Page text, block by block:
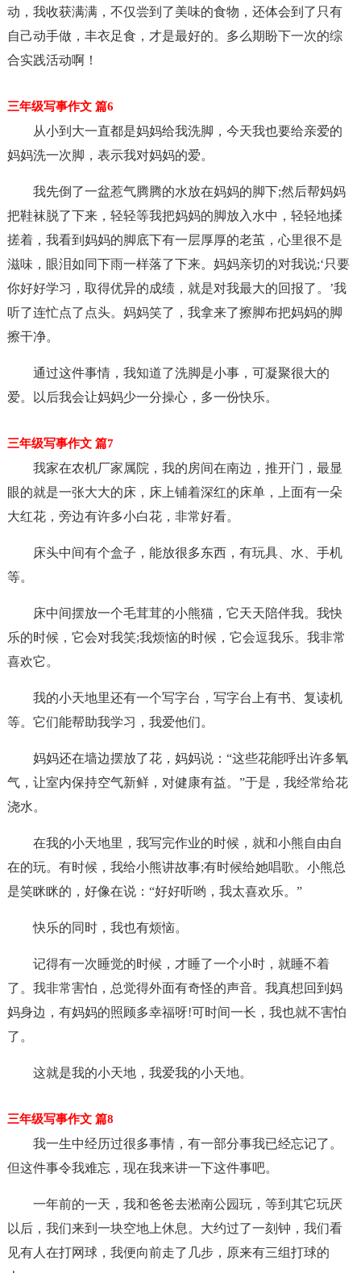
动，我收获满满，不仅尝到了美味的食物，还体会到了只有
自己动手做，丰衣足食，才是最好的。多么期盼下一次的综
合实践活动啊！
三年级写事作文 篇6
从小到大一直都是妈妈给我洗脚，今天我也要给亲爱的
妈妈洗一次脚，表示我对妈妈的爱。
我先倒了一盆惹气腾腾的水放在妈妈的脚下;然后帮妈妈
把鞋袜脱了下来，轻轻等我把妈妈的脚放入水中，轻轻地揉
搓着，我看到妈妈的脚底下有一层厚厚的老茧，心里很不是
滋味，眼泪如同下雨一样落了下来。妈妈亲切的对我说;‘只要
你好好学习，取得优异的成绩，就是对我最大的回报了。’我
听了连忙点了点头。妈妈笑了，我拿来了擦脚布把妈妈的脚
擦干净。
通过这件事情，我知道了洗脚是小事，可凝聚很大的
爱。以后我会让妈妈少一分操心，多一份快乐。
三年级写事作文 篇7
我家在农机厂家属院，我的房间在南边，推开门，最显
眼的就是一张大大的床，床上铺着深红的床单，上面有一朵
大红花，旁边有许多小白花，非常好看。
床头中间有个盒子，能放很多东西，有玩具、水、手机
等。
床中间摆放一个毛茸茸的小熊猫，它天天陪伴我。我快
乐的时候，它会对我笑;我烦恼的时候，它会逗我乐。我非常
喜欢它。
我的小天地里还有一个写字台，写字台上有书、复读机
等。它们能帮助我学习，我爱他们。
妈妈还在墙边摆放了花，妈妈说：“这些花能呼出许多氧
气，让室内保持空气新鲜，对健康有益。”于是，我经常给花
浇水。
在我的小天地里，我写完作业的时候，就和小熊自由自
在的玩。有时候，我给小熊讲故事;有时候给她唱歌。小熊总
是笑眯眯的，好像在说：“好好听哟，我太喜欢乐。”
快乐的同时，我也有烦恼。
记得有一次睡觉的时候，才睡了一个小时，就睡不着
了。我非常害怕，总觉得外面有奇怪的声音。我真想回到妈
妈身边，有妈妈的照顾多幸福呀!可时间一长，我也就不害怕
了。
这就是我的小天地，我爱我的小天地。
三年级写事作文 篇8
我一生中经历过很多事情，有一部分事我已经忘记了。
但这件事令我难忘，现在我来讲一下这件事吧。
一年前的一天，我和爸爸去淞南公园玩，等到其它玩厌
以后，我们来到一块空地上休息。大约过了一刻钟，我们看
见有人在打网球，我便向前走了几步，原来有三组打球的